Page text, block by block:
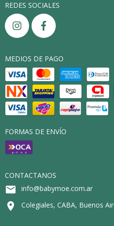
REDES SOCIALES
MEDIOS DE PAGO
FORMAS DE ENVÍO
CONTACTANOS
info@babymoe.com.ar
Colegiales, CABA, Buenos